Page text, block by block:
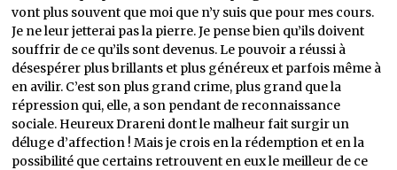
vont plus souvent que moi que n’y suis que pour mes cours.
Je ne leur jetterai pas la pierre. Je pense bien qu’ils doivent
souffrir de ce qu’ils sont devenus. Le pouvoir a réussi à
désespérer plus brillants et plus généreux et parfois même à
en avilir. C’est son plus grand crime, plus grand que la
répression qui, elle, a son pendant de reconnaissance
sociale. Heureux Drareni dont le malheur fait surgir un
déluge d’affection ! Mais je crois en la rédemption et en la
possibilité que certains retrouvent en eux le meilleur de ce